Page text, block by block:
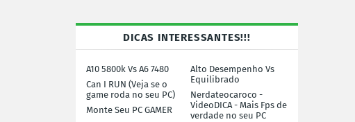
DICAS INTERESSANTES!!!
A10 5800k Vs A6 7480
Alto Desempenho Vs
Equilibrado
Can I RUN (Veja se o
game roda no seu PC)
Nerdateocaroco -
VideoDICA - Mais Fps de
verdade no seu PC
Monte Seu PC GAMER